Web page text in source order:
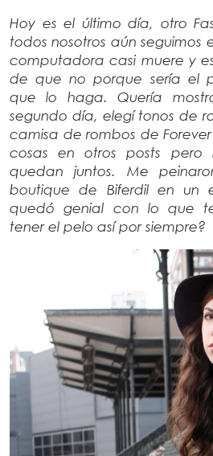
Hoy es el último día, otro
todos nosotros aún seguimos
computadora casi muere y
de que no porque sería el
que lo haga. Quería
segundo día, elegí tonos de
camisa de rombos de
cosas en otros posts
quedan juntos. Me
boutique de Biferdil en un
quedó genial con lo que
tener el pelo así por siempre?